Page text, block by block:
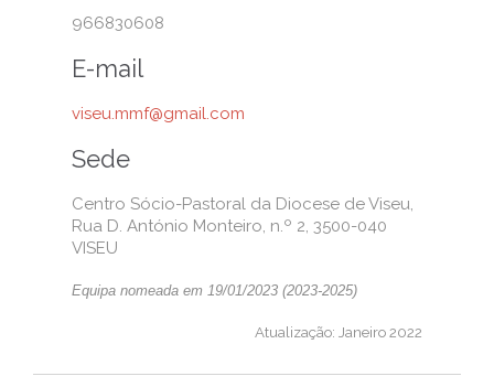
966830608
E-mail
viseu.mmf@gmail.com
Sede
Centro Sócio-Pastoral da Diocese de Viseu,
Rua D. António Monteiro, n.º 2, 3500-040
VISEU
Equipa nomeada em 19/01/2023 (2023-2025)
Atualização: Janeiro 2022